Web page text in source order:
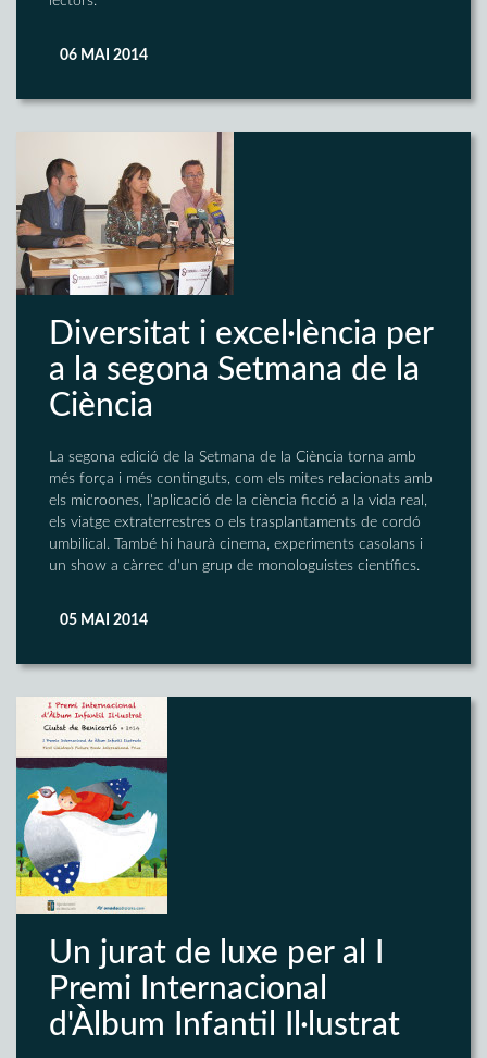
06 MAI 2014
Diversitat i excel·lència per
a la segona Setmana de la
Ciència
La segona edició de la Setmana de la Ciència torna amb
més força i més continguts, com els mites relacionats amb
els microones, l'aplicació de la ciència ficció a la vida real,
els viatge extraterrestres o els trasplantaments de cordó
umbilical. També hi haurà cinema, experiments casolans i
un show a càrrec d'un grup de monologuistes científics.
05 MAI 2014
Un jurat de luxe per al I
Premi Internacional
d'Àlbum Infantil Il·lustrat